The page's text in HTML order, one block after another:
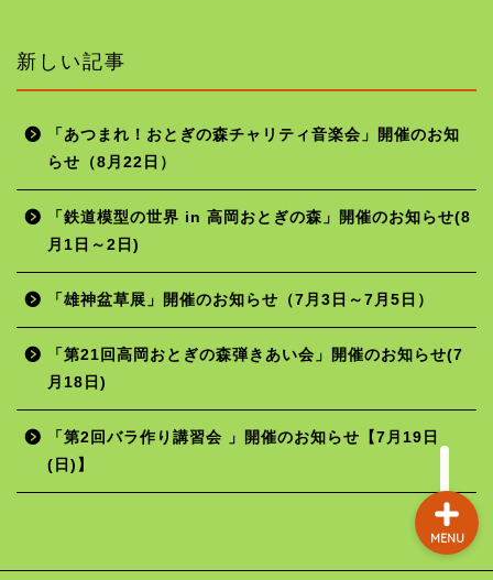
新しい記事
「あつまれ！おとぎの森チャリティ音楽会」開催のお知
らせ（8月22日）
「鉄道模型の世界 in 高岡おとぎの森」開催のお知らせ(8
月1日～2日)
「雄神盆草展」開催のお知らせ（7月3日～7月5日）
「第21回高岡おとぎの森弾きあい会」開催のお知らせ(7
月18日)
「第2回バラ作り講習会 」開催のお知らせ【7月19日
(日)】
MENU
ホーム
年間行事予定
施設の使用料